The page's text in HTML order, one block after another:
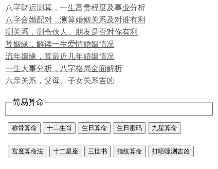
八字财运测算，一生富贵程度及事业分析
八字合婚配对，测算婚姻关系及对谁有利
测关系，测合伙人、朋友是否对你有利
算姻缘，解读一生爱情婚姻情况
流年姻缘，算最近几年婚姻情况
一生大事分析，八字格局全面解析
六亲关系，父母、子女关系吉凶
简易算命
称骨算命 十二生肖 生日算命 生日密码 九星算命
宫度算命法 十二星座 三世书 指纹算命 打喷嚏测吉凶